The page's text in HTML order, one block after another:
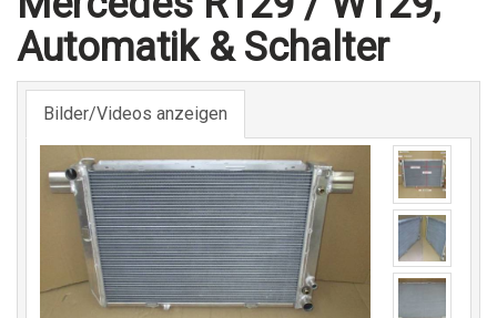
Automatik & Schalter
Bilder/Videos anzeigen